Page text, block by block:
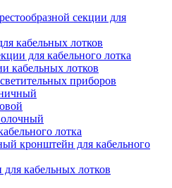
секции для
кабельных лотков
для кабельного лотка
кабельных лотков
приборов
лотка
кронштейн для кабельного
кабельных лотков